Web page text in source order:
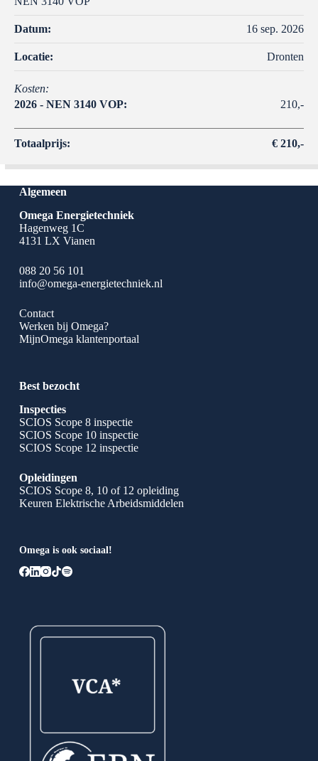
Datum: 16 sep. 2026
Locatie: Dronten
Kosten:
2026 - NEN 3140 VOP:
210,-
Totaalprijs: € 210,-
Algemeen
Omega Energietechniek
Hagenweg 1C
4131 LX Vianen
088 20 56 101
info@omega-energietechniek.nl
Contact
Werken bij Omega?
MijnOmega klantenportaal
Best bezocht
Inspecties
SCIOS Scope 8 inspectie
SCIOS Scope 10 inspectie
SCIOS Scope 12 inspectie
Opleidingen
SCIOS Scope 8, 10 of 12 opleiding
Keuren Elektrische Arbeidsmiddelen
Omega is ook sociaal!